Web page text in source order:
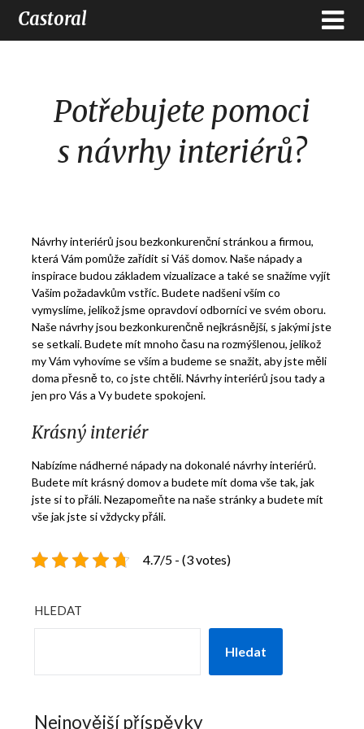
Castoral
Potřebujete pomoci
s návrhy interiérů?
Návrhy interiérů jsou bezkonkurenční stránkou a firmou,
která Vám pomůže zařídit si Váš domov. Naše nápady a
inspirace budou základem vizualizace a také se snažíme vyjít
Vašim požadavkům vstříc. Budete nadšeni vším co
vymyslíme, jelikož jsme opravdoví odborníci ve svém oboru.
Naše návrhy jsou bezkonkurenčně nejkrásnější, s jakými jste
se setkali. Budete mít mnoho času na rozmýšlenou, jelikož
my Vám vyhovíme se vším a budeme se snažit, aby jste měli
doma přesně to, co jste chtěli.Návrhy interiérů jsou tady a
jen pro Vás a Vy budete spokojeni.
Krásný interiér
Nabízíme nádherné nápady na dokonalé návrhy interiérů.
Budete mít krásný domov a budete mít doma vše tak, jak
jste si to přáli. Nezapomeňte na naše stránky a budete mít
vše jak jste si vždycky přáli.
4.7/5 - (3 votes)
HLEDAT
Hledat
Nejnovější příspěvky